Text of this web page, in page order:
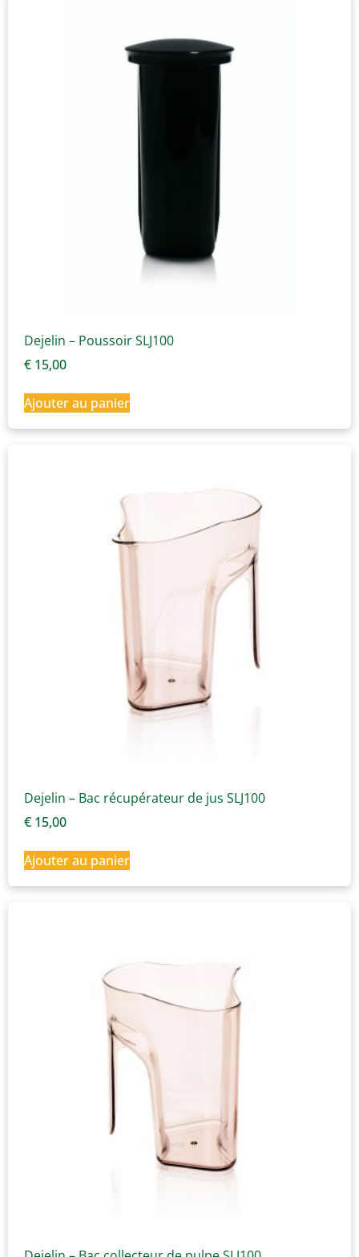
Dejelin – Poussoir SLJ100
€ 15,00
Ajouter au panier
Dejelin – Bac récupérateur de jus SLJ100
€ 15,00
Ajouter au panier